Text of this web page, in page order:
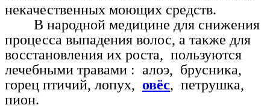
некачественных моющих средств.
В народной медицине для снижения
процесса выпадения волос, а также для
восстановления их роста, пользуются
лечебными травами : алоэ, брусника,
горец птичий, лопух, овёс, петрушка,
пион.